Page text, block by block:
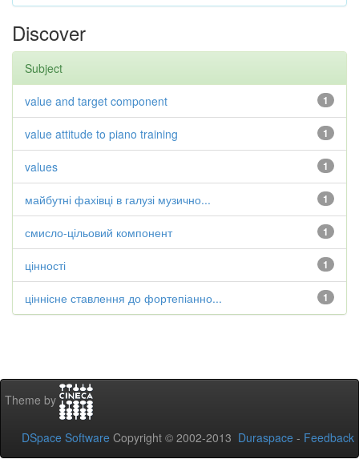
Discover
Subject
1
value and target component
1
value attitude to piano training
1
values
1
майбутні фахівці в галузі музично...
1
смисло-цільовий компонент
1
цінності
1
ціннісне ставлення до фортепіанно...
Theme by
DSpace Software Copyright © 2002-2013 Duraspace - Feedback